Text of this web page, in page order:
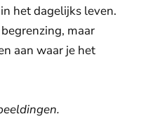
het dagelijks leven.
maar
aan waar je het